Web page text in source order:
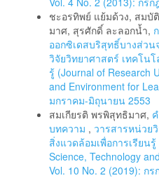
ชะอรทิพย์ แย้มด้วง, สมบั
มาศ, สุรศักดิ์ ละลอกน้ำ,
ออกซิเดสบริสุทธิ์บางส่วน
วิจัยวิทยาศาสตร์ เทคโน
รู้ (Journal of Research
and Environment for
มกราคม-มิถุนายน 2553
สมเกียรติ พรพิสุทธิมาศ,
บทความ , วารสารหน่วย
สิ่งแวดล้อมเพื่อการเรียน
Science, Technology
Vol. 10 No. 2 (2019): ก